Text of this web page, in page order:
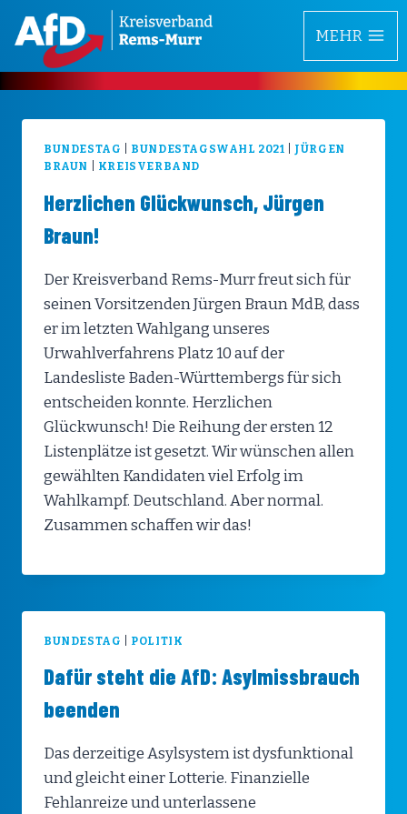
Inhalt
springen
MEHR
BUNDESTAG BUNDESTAGSWAHL 2021
JÜRGEN
BRAUN
KREISVERBAND
Herzlichen Glückwunsch, Jürgen
Braun!
Der Kreisverband Rems-Murr freut sich für
seinen Vorsitzenden Jürgen Braun MdB, dass
er im letzten Wahlgang unseres
Urwahlverfahrens Platz 10 auf der
Landesliste Baden-Württembergs für sich
entscheiden konnte. Herzlichen
Glückwunsch! Die Reihung der ersten 12
Listenplätze ist gesetzt. Wir wünschen allen
gewählten Kandidaten viel Erfolg im
Wahlkampf. Deutschland. Aber normal.
Zusammen schaffen wir das!
BUNDESTAG POLITIK
Dafür steht die AfD: Asylmissbrauch
beenden
Das derzeitige Asylsystem ist dysfunktional
und gleicht einer Lotterie. Finanzielle
Fehlanreize und unterlassene